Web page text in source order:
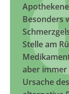
Besonders
Stelle am
aber
Ursache